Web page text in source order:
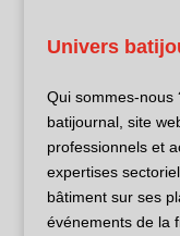
Univers
Qui sommes-nous
batijournal, site
professionnels et
expertises
bâtiment sur ses
événements de la